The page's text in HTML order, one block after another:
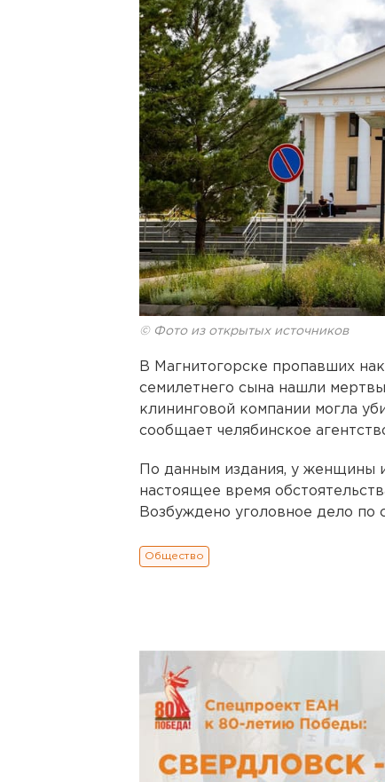
© Фото из открытых источников
В Магнитогорске пропавших
семилетнего сына нашли
клининговой компании могла
сообщает челябинское
По данным издания, у женщины
настоящее время
Возбуждено уголовное дело по
Общество